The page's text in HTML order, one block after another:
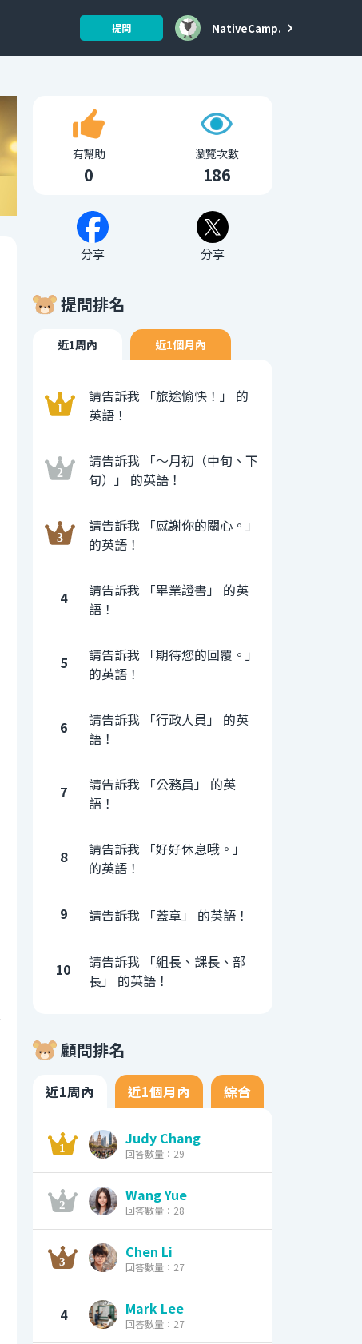
提問 NativeCamp.
有幫助
0
瀏覽次數
186
分享 分享
提問排名
近1周內 近1個月內
請告訴我 「旅途愉快！」 的
英語！
請告訴我 「〜月初（中旬、下
旬）」 的英語！
請告訴我 「感謝你的關心。」
的英語！
4
請告訴我 「畢業證書」 的英
語！
5
請告訴我 「期待您的回覆。」
的英語！
6
請告訴我 「行政人員」 的英
語！
7
請告訴我 「公務員」 的英
語！
8
請告訴我 「好好休息哦。」
的英語！
9 請告訴我 「蓋章」 的英語！
10
請告訴我 「組長、課長、部
長」 的英語！
顧問排名
近1周內 近1個月內 綜合
Judy Chang
回答數量：29
Wang Yue
回答數量：28
Chen Li
回答數量：27
4 Mark Lee
回答數量：27